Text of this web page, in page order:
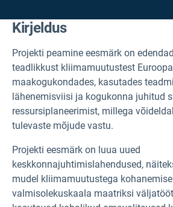
Kirjeldus
Projekti peamine eesmärk on
teadlikkust kliimamuutustest
maakogukondades, kasutades
lähenemisviisi ja kogukonna juhitud
ressursiplaneerimist, millega
tulevaste mõjude vastu.
Projekti eesmärk on luua uued
keskkonnajuhtimislahendused,
mudel kliimamuutustega
valmisolekuskaala maatriksi